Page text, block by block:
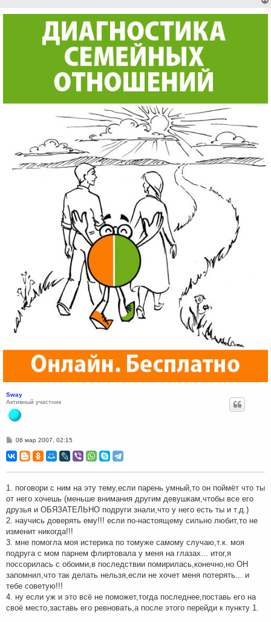
Sway
Активный участник
С
о
б
и
е
06 мар 2007, 02:15
1. поговори с ним на эту тему,если парень умный,то он поймёт что ты
от него хочешь (меньше внимания другим девушкам,чтобы все его
друзья и ОБЯЗАТЕЛЬНО подруги знали,что у него есть ты и т.д.)
2. научись доверять ему!!! если по-настоящему сильно любит,то не
изменит никогда!!!
3. мне помогла моя истерика по томуже самому случаю,т.к. моя
подруга с мом парнем флиртовала у меня на глазах... итог,я
поссорилась с обоими,в последствии помирилась,конечно,но ОН
запомнил,что так делать нельзя,если не хочет меня потерять... и
тебе советую!!!
4. ну если уж и это всё не поможет,тогда последнее,поставь его на
своё место,заставь его ревновать,а после этого перейди к пункту 1.